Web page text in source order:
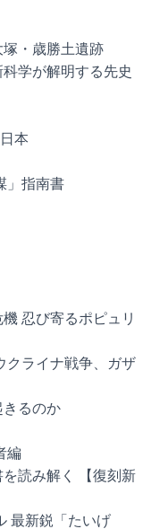
・歳勝土遺跡
学が解明する先史
本
」指南書
忍び寄るポピュリ
クライナ戦争、ガザ
るのか
編
読み解く 【復刻新
最新鋭「たいげ